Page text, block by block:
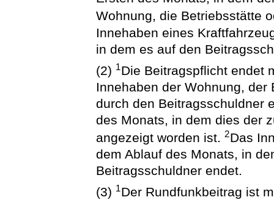
Wohnung, die Betriebsstätte
Innehaben eines
in dem es auf den
(2) 1Die Beitragspflicht endet
Innehaben der Wohnung,
durch den Beitragsschuldner
des Monats, in dem dies der
angezeigt worden ist.2Das
dem Ablauf des Monats, in
Beitragsschuldner endet.
(3) 1Der Rundfunkbeitrag ist